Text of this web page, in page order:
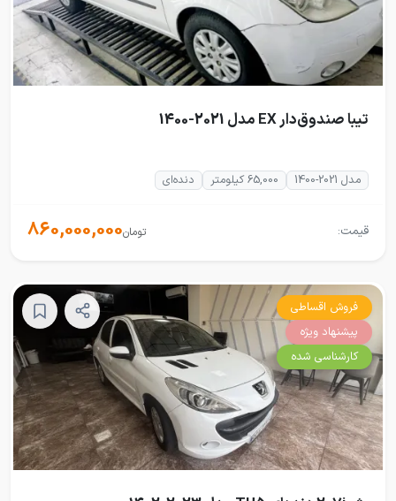
تیبا صندوق‌دار EX مدل 2021-1400
مدل 2021-1400 65,000 کیلومتر دنده‌ای
قیمت: 860,000,000تومان
فروش اقساطی
پیشنهاد ویژه
کارشناسی شده